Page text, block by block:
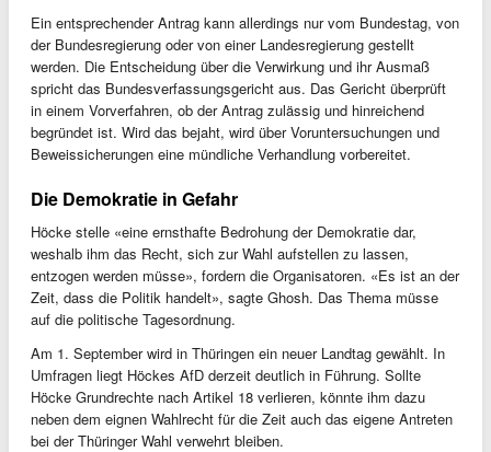
Ein entsprechender Antrag kann allerdings nur vom Bundestag, von
der Bundesregierung oder von einer Landesregierung gestellt
werden. Die Entscheidung über die Verwirkung und ihr Ausmaß
spricht das Bundesverfassungsgericht aus. Das Gericht überprüft
in einem Vorverfahren, ob der Antrag zulässig und hinreichend
begründet ist. Wird das bejaht, wird über Voruntersuchungen und
Beweissicherungen eine mündliche Verhandlung vorbereitet.
Die Demokratie in Gefahr
Höcke stelle «eine ernsthafte Bedrohung der Demokratie dar,
weshalb ihm das Recht, sich zur Wahl aufstellen zu lassen,
entzogen werden müsse», fordern die Organisatoren. «Es ist an der
Zeit, dass die Politik handelt», sagte Ghosh. Das Thema müsse
auf die politische Tagesordnung.
Am 1. September wird in Thüringen ein neuer Landtag gewählt. In
Umfragen liegt Höckes AfD derzeit deutlich in Führung. Sollte
Höcke Grundrechte nach Artikel 18 verlieren, könnte ihm dazu
neben dem eignen Wahlrecht für die Zeit auch das eigene Antreten
bei der Thüringer Wahl verwehrt bleiben.